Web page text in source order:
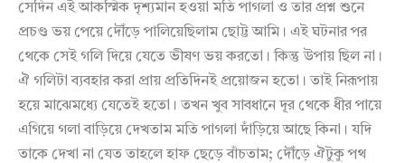
সেদিন এই আকস্মিক দৃশ্যমান হওয়া মতি পাগলা ও তার প্রশ্ন শুনে
প্রচণ্ড ভয় পেয়ে দৌঁড়ে পালিয়েছিলাম ছোট্ট আমি। এই ঘটনার পর
থেকে সেই গলি দিয়ে যেতে ভীষণ ভয় করতো। কিন্তু উপায় ছিল না।
ঐ গলিটা ব্যবহার করা প্রায় প্রতিদিনই প্রয়োজন হতো। তাই নিরূপায়
হয়ে মাঝেমধ্যে যেতেই হতো। তখন খুব সাবধানে দূর থেকে ধীর পায়ে
এগিয়ে গলা বাড়িয়ে দেখতাম মতি পাগলা দাঁড়িয়ে আছে কিনা। যদি
তাকে দেখা না যেত তাহলে হাফ ছেড়ে বাঁচতাম; দৌঁড়ে ঐটুকু পথ